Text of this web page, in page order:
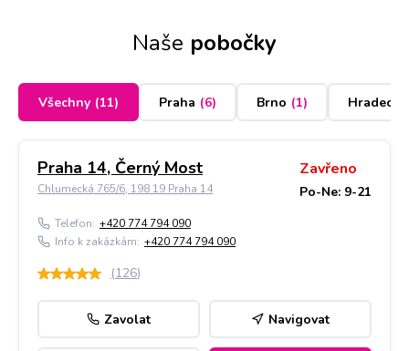
Naše pobočky
Všechny (11) Praha (6) Brno (1) Hradec
Praha 14, Černý Most
Chlumecká 765/6, 198 19 Praha 14
Zavřeno
Po-Ne: 9-21
Telefon: +420 774 794 090
Info k zakázkám: +420 774 794 090
(126)
Zavolat Navigovat